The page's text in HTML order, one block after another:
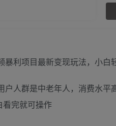
户人群是中老年人，消费水
看完就可操作